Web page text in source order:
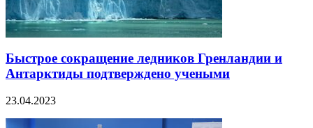
Быстрое сокращение ледников Гренландии и
Антарктиды подтверждено учеными
23.04.2023